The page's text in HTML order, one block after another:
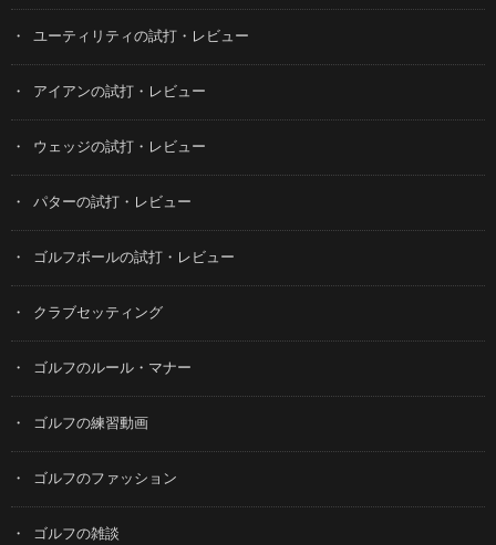
ユーティリティの試打・レビュー
アイアンの試打・レビュー
ウェッジの試打・レビュー
パターの試打・レビュー
ゴルフボールの試打・レビュー
クラブセッティング
ゴルフのルール・マナー
ゴルフの練習動画
ゴルフのファッション
ゴルフの雑談